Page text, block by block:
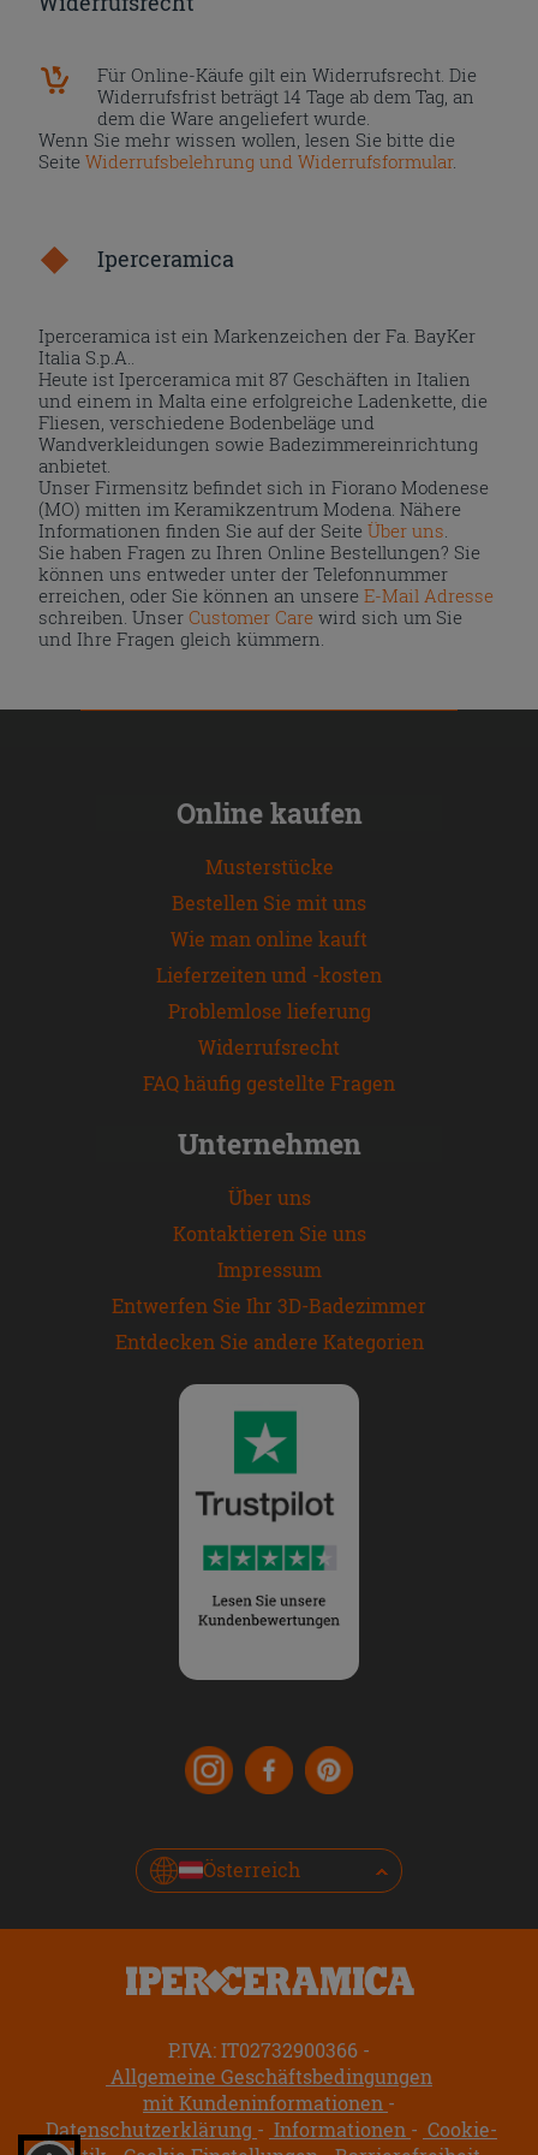
Für Online-Käufe gilt ein Widerrufsrecht. Die
Widerrufsfrist beträgt 14 Tage ab dem Tag, an
dem die Ware angeliefert wurde.
Wenn Sie mehr wissen wollen, lesen Sie bitte die
SeiteWiderrufsbelehrung und Widerrufsformular.
Iperceramica
Iperceramica ist ein Markenzeichen der Fa. BayKer
Italia S.p.A..
Heute ist Iperceramica mit 87 Geschäften in Italien
und einem in Malta eine erfolgreiche Ladenkette, die
Fliesen, verschiedene Bodenbeläge und
Wandverkleidungen sowie Badezimmereinrichtung
anbietet.
Unser Firmensitz befindet sich in Fiorano Modenese
(MO) mitten im Keramikzentrum Modena. Nähere
Informationen finden Sie auf der Seite Über uns
Sie haben Fragen zu Ihren Online Bestellungen? Sie
können uns entweder unter der Telefonnummer
erreichen, oder Sie können an unsereE-Mail Adresse
schreiben. UnserCustomer Care wird sich um Sie
und Ihre Fragen gleich kümmern.
Online kaufen
Musterstücke
Bestellen Sie mit uns
Wie man online kauft
Lieferzeiten und -kosten
Problemlose lieferung
Widerrufsrecht
FAQ häufig gestellte Fragen
Unternehmen
Über uns
Kontaktieren Sie uns
Impressum
Entwerfen Sie Ihr 3D-Badezimmer
Entdecken Sie andere Kategorien
Österreich
P.IVA: IT02732900366
Allgemeine Geschäftsbedingungen
mit Kundeninformationen
Datenschutzerklärung
Informationen
Cookie-